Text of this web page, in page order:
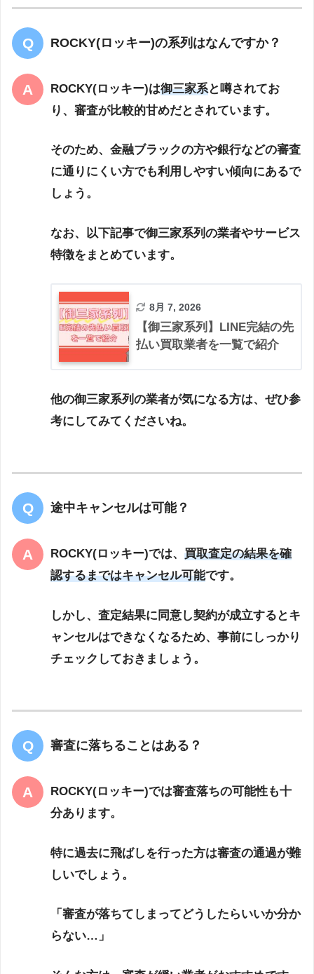
ROCKY(ロッキー)の系列はなんですか？
ROCKY(ロッキー)は御三家系と噂されてお
り、審査が比較的甘めだとされています。
そのため、金融ブラックの方や銀行などの審査
に通りにくい方でも利用しやすい傾向にあるで
しょう。
なお、以下記事で御三家系列の業者やサービス
特徴をまとめています。
8月 7, 2026
【御三家系列】LINE完結の先
払い買取業者を一覧で紹介
他の御三家系列の業者が気になる方は、ぜひ参
考にしてみてくださいね。
途中キャンセルは可能？
ROCKY(ロッキー)では、 買取査定の結果を確
認するまではキャンセル可能です。
しかし、査定結果に同意し契約が成立するとキ
ャンセルはできなくなるため、事前にしっかり
チェックしておきましょう。
審査に落ちることはある？
ROCKY(ロッキー)では審査落ちの可能性も十
分あります。
特に過去に飛ばしを行った方は審査の通過が難
しいでしょう。
「審査が落ちてしまってどうしたらいいか分か
らない…」